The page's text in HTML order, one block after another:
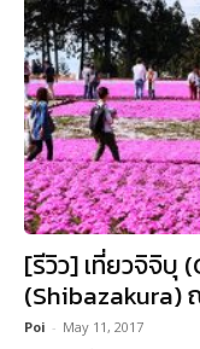
[รีวิว] เที่ยวจิจิบุ
(Shibazakura)
Poi - May 11, 2017